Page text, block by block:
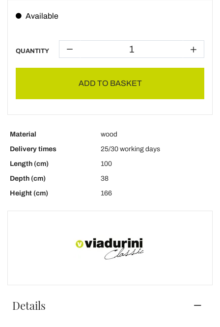
Available
QUANTITY
ADD TO BASKET
Material
wood
Delivery times
25/30 working days
Length (cm)
100
Depth (cm)
38
Height (cm)
166
Details